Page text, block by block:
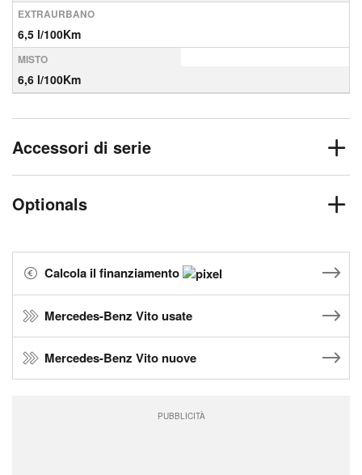
EXTRAURBANO
6,5 l/100Km
MISTO
6,6 l/100Km
Accessori di serie
Optionals
Calcola il finanziamento
Mercedes-Benz Vito usate
Mercedes-Benz Vito nuove
PUBBLICITÀ